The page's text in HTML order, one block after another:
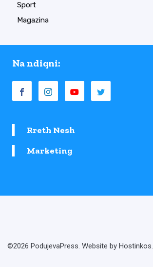
Sport
Magazina
Na ndiqni:
Rreth Nesh
Marketing
©2026 PodujevaPress. Website by Hostinkos.